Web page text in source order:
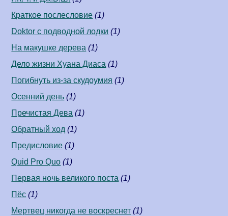
Краткое послесловие (1)
Doktor с подводной лодки (1)
На макушке дерева (1)
Дело жизни Хуана Диаса (1)
Погибнуть из-за скудоумия (1)
Осенний день (1)
Пречистая Дева (1)
Обратный ход (1)
Предисловие (1)
Quid Pro Quo (1)
Первая ночь великого поста (1)
Пёс (1)
Мертвец никогда не воскреснет (1)